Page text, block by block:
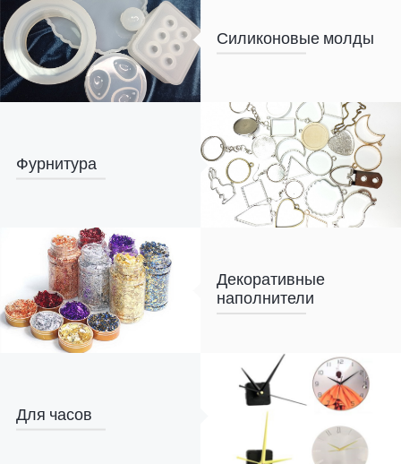
Силиконовые молды
Фурнитура
Декоративные
наполнители
Для часов